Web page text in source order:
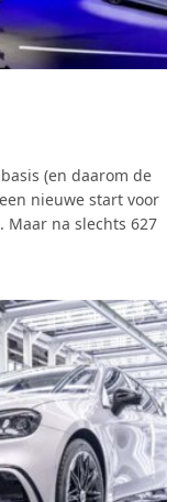
(en daarom de
nieuwe start voor
Maar na slechts 627